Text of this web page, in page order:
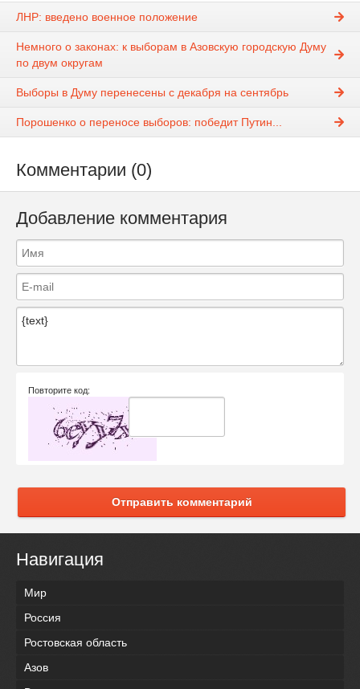
ЛНР: введено военное положение
Немного о законах: к выборам в Азовскую городскую Думу
по двум округам
Выборы в Думу перенесены с декабря на сентябрь
Порошенко о переносе выборов: победит Путин...
Комментарии (0)
Добавление комментария
Повторите код:
Отправить комментарий
Навигация
Мир
Россия
Ростовская область
Азов